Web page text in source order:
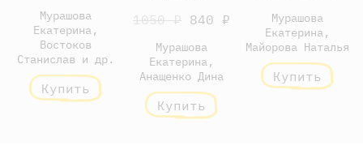
Мурашова
Екатерина,
Востоков
Станислав и др.
Купить
1050 ₽840 ₽
Мурашова
Екатерина,
Анащенко Дина
Купить
Мурашова
Екатерина,
Майорова Наталья
Купить